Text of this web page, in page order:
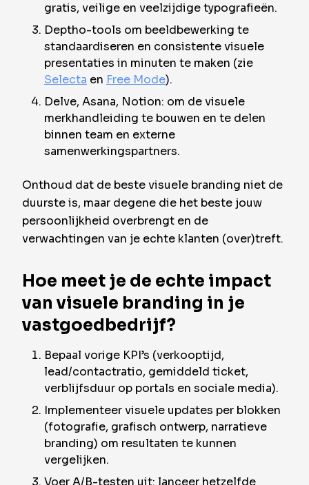
gratis, veilige en veelzijdige typografieën.
Deptho-tools om beeldbewerking te
standaardiseren en consistente visuele
presentaties in minuten te maken (zie
Selecta en Free Mode).
Delve, Asana, Notion: om de visuele
merkhandleiding te bouwen en te delen
binnen team en externe
samenwerkingspartners.
Onthoud dat de beste visuele branding niet de
duurste is, maar degene die het beste jouw
persoonlijkheid overbrengt en de
verwachtingen van je echte klanten (over)treft.
Hoe meet je de echte impact
van visuele branding in je
vastgoedbedrijf?
Bepaal vorige KPI’s (verkooptijd,
lead/contactratio, gemiddeld ticket,
verblijfsduur op portals en sociale media).
Implementeer visuele updates per blokken
(fotografie, grafisch ontwerp, narratieve
branding) om resultaten te kunnen
vergelijken.
Voer A/B-testen uit: lanceer hetzelfde